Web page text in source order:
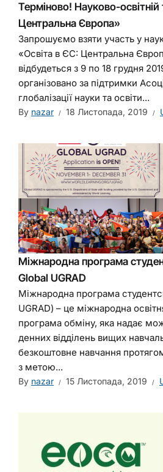
Терміново! Науково-
Центральна Європа»
Запрошуємо взяти участь у
«Освіта в ЄС: Центральна
відбудеться з 9 по 18 грудня
організовано за підтримки
глобалізації науки та освіти...
By nazar 18 Листопада, 2019
Міжнародна програма
Global UGRAD
Міжнародна програма
UGRAD) – це міжнародна
програма обміну, яка надає
денних відділень вищих
безкоштовне навчання
з метою...
By nazar 15 Листопада, 2019